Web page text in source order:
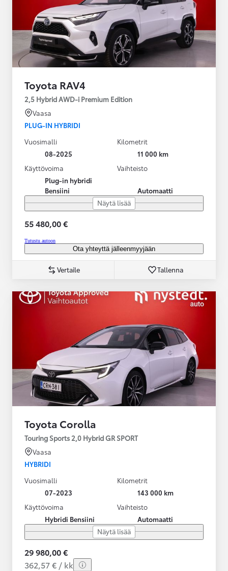
Toyota RAV4
2,5 Hybrid AWD-i Premium Edition
Vaasa
PLUG-IN HYBRIDI
Vuosimalli
08-2025
Kilometrit
11 000 km
Käyttövoima
Plug-in hybridi
Bensiini
Vaihteisto
Automaatti
Näytä lisää
55 480,00 €
Tutustu autoon
Ota yhteyttä jälleenmyyjään
Vertaile Tallenna
Toyota Corolla
Touring Sports 2,0 Hybrid GR SPORT
Vaasa
HYBRIDI
Vuosimalli
07-2023
Kilometrit
143 000 km
Käyttövoima
Hybridi Bensiini
Vaihteisto
Automaatti
Näytä lisää
29 980,00 €
362,57 € / kk